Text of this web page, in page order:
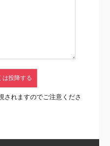
されますのでご注意くださ